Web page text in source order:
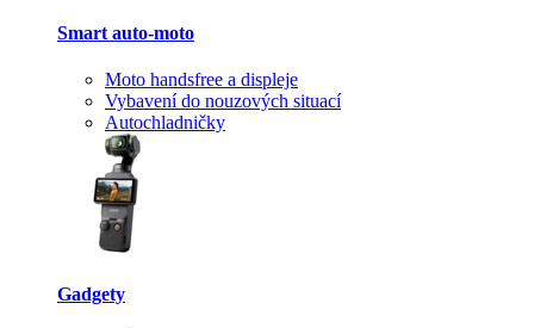
Smart auto-moto
Moto handsfree a displeje
Vybavení do nouzových situací
Autochladničky
Gadgety